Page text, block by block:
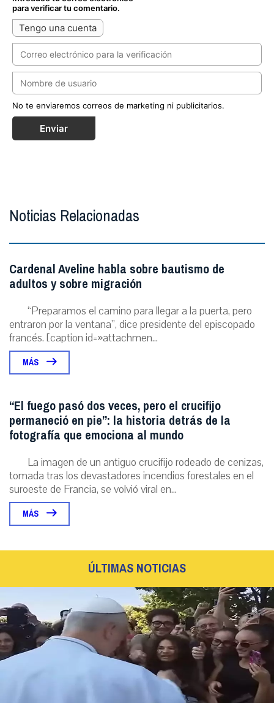
para verificar tu comentario.
Tengo una cuenta
No te enviaremos correos de marketing ni publicitarios.
Enviar
Noticias Relacionadas
Cardenal Aveline habla sobre bautismo de
adultos y sobre migración
“Preparamos el camino para llegar a la puerta, pero
entraron por la ventana”, dice presidente del episcopado
francés. [caption id=»attachmen...
MÁS
“El fuego pasó dos veces, pero el crucifijo
permaneció en pie”: la historia detrás de la
fotografía que emociona al mundo
La imagen de un antiguo crucifijo rodeado de cenizas,
tomada tras los devastadores incendios forestales en el
suroeste de Francia, se volvió viral en...
MÁS
ÚLTIMAS NOTICIAS